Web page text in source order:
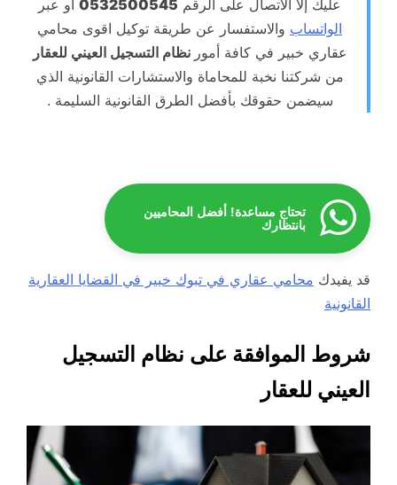
عليك إلا الاتصال على الرقم 0532500545 أو عبر
الواتساب والاستفسار عن طريقة توكيل اقوى محامي
عقاري خبير في كافة أمور نظام التسجيل العيني للعقار
من شركتنا نخبة للمحاماة والاستشارات القانونية الذي
سيضمن حقوقك بأفضل الطرق القانونية السليمة .
تحتاج مساعدة! أفضل المحاميين
بانتظارك
قد يفيدك محامي عقاري في تبوك خبير في القضايا العقارية
القانونية
شروط الموافقة على نظام التسجيل
العيني للعقار